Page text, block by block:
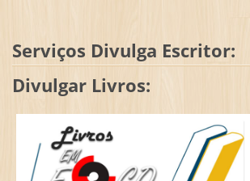
Serviços Divulga Escritor:
Divulgar Livros: